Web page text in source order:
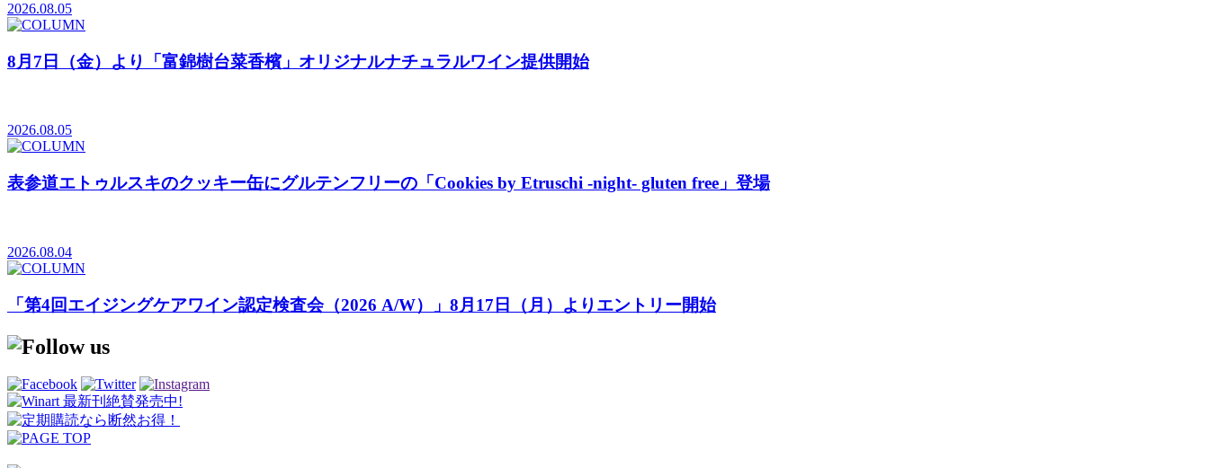
2026.08.05
8月7日（金）より「富錦樹台菜香檳」オリジナルナチュラルワイン提供開始
2026.08.05
表参道エトゥルスキのクッキー缶にグルテンフリーの「Cookies by Etruschi -night- gluten free」登場
2026.08.04
「第4回エイジングケアワイン認定検査会（2026 A/W）」8月17日（月）よりエントリー開始